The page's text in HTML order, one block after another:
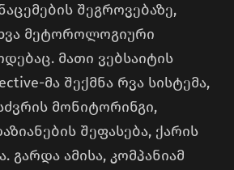
შეგროვებაზე,
მეტოროლოგიური
მათი ვებსაიტის
მა შექმნა რვა სისტემა,
მონიტორინგი,
შეფასება, ქარის
გარდა ამისა, კომპანიამ